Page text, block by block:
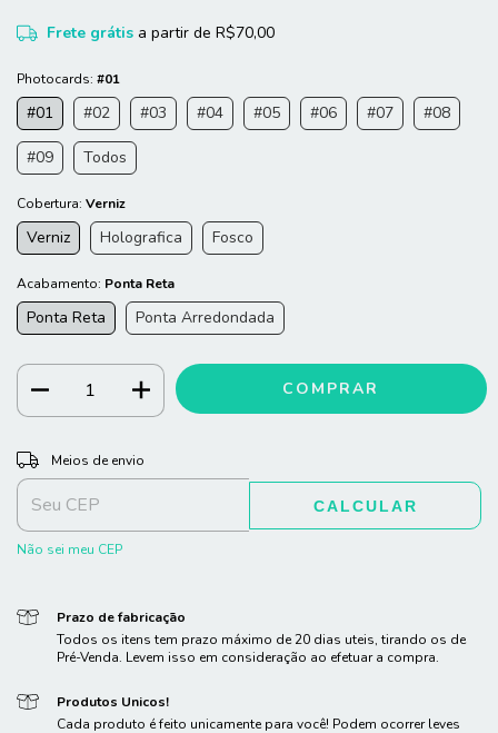
Frete grátis a partir de R$70,00
Photocards: #01
#01 #02 #03 #04 #05 #06 #07 #08
#09 Todos
Cobertura: Verniz
Verniz Holografica Fosco
Acabamento: Ponta Reta
Ponta Reta Ponta Arredondada
Entregas para o CEP:
Meios de envio
CALCULAR
Não sei meu CEP
Prazo de fabricação
Todos os itens tem prazo máximo de 20 dias uteis, tirando os de
Pré-Venda. Levem isso em consideração ao efetuar a compra.
Produtos Unicos!
Cada produto é feito unicamente para você! Podem ocorrer leves